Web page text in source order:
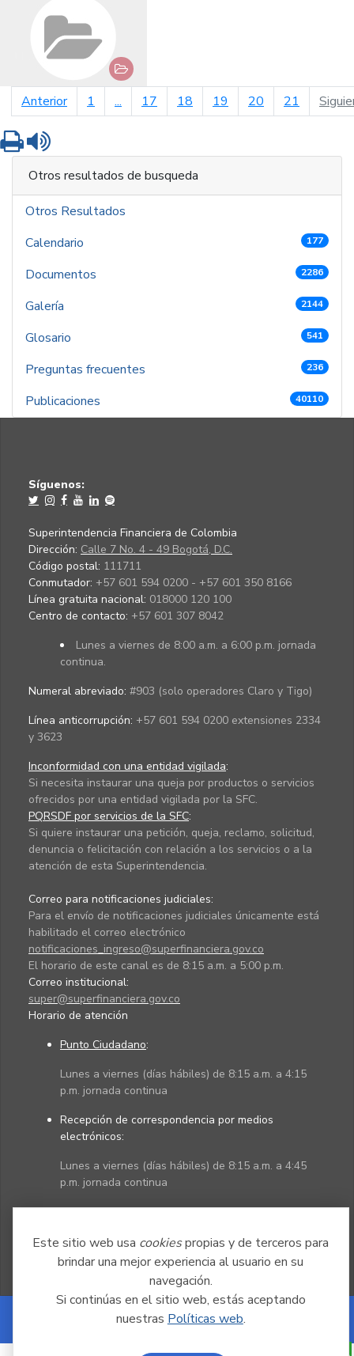
Este sitio web usa cookiespropias y de terceros para
brindar una mejor experiencia al usuario en su
navegación.
Si continúas en el sitio web, estás aceptando
nuestras Políticas web.
Anteriorpágina anterior
1 ... 17 18 19 20 21
Imprimir
Otros resultados de busqueda
Otros Resultados
Calendario
177
Documentos 2286
Galería 2144
Glosario 541
Preguntas frecuentes 236
Publicaciones 40110
Síguenos:
Superintendencia Financiera de Colombia
Dirección: Calle 7 No. 4 - 49 Bogotá, D.C.
Código postal: 111711
Conmutador: +57 601 594 0200 - +57 601 350 8166
Línea gratuita nacional: 018000 120 100
Centro de contacto: +57 601 307 8042
Lunes a viernes de 8:00 a.m. a 6:00 p.m. jornada
continua.
Numeral abreviado: #903 (solo operadores Claro y Tigo)
Línea anticorrupción: +57 601 594 0200 extensiones 2334
y 3623
Inconformidad con una entidad vigilada:
Si necesita instaurar una queja por productos o servicios
ofrecidos por una entidad vigilada por la SFC.
PQRSDF por servicios de la SFC:
Si quiere instaurar una petición, queja, reclamo, solicitud,
denuncia o felicitación con relación a los servicios o a la
atención de esta Superintendencia.
Correo para notificaciones judiciales:
Para el envío de notificaciones judiciales únicamente está
habilitado el correo electrónico
notificaciones_ingreso@superfinanciera.gov.co
El horario de este canal es de 8:15 a.m. a 5:00 p.m.
Correo institucional:
super@superfinanciera.gov.co
Horario de atención
Punto Ciudadano:
Lunes a viernes (días hábiles) de 8:15 a.m. a 4:15
p.m. jornada continua
Recepción de correspondencia por medios
electrónicos:
Lunes a viernes (días hábiles) de 8:15 a.m. a 4:45
p.m. jornada continua
Powered by Nexura